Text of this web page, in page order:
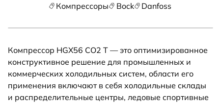
Компрессоры
Bock Danfoss
Компрессор HGX56 CO2 T — это оптимизированное
конструктивное решение для промышленных и
коммерческих холодильных систем, области его
применения включают в себя холодильные склады
и распределительные центры, ледовые спортивные